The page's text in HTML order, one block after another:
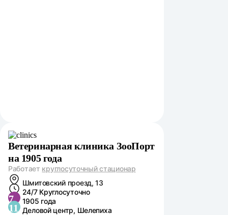
Ветеринарная клиника ЗооПорт
на 1905 года
Работает круглосуточный стационар
Шмитовский проезд, 13
24/7 Круглосуточно
7 1905 года
11 Деловой центр, Шелепиха